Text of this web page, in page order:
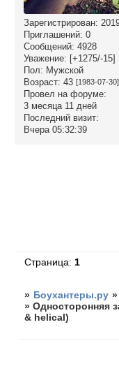
Зарегистрирован:
Приглашений: 0
Сообщений: 4928
Уважение: [+1275/-15]
Пол: Мужской
Возраст: 43 [1983-07-30]
Провел на форуме:
3 месяца 11 дней
Последний визит:
Вчера 05:32:39
Страница: 1
» Боухантеры.ру »
»Односторонняя
& helical)